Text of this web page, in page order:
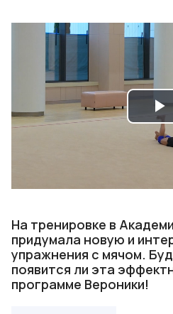
На тренировке в
придумала новую и
упражнения с мячом.
появится ли эта
программе Вероники!